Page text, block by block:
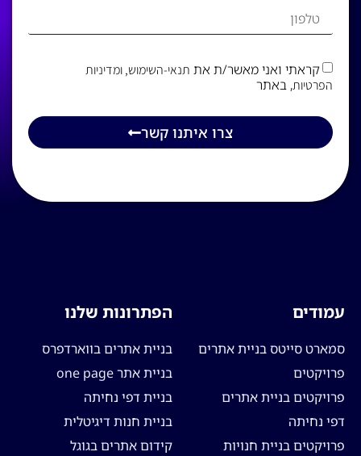
קראתי ואני מאשר/ת את תנאי-השימוש, ומדיניות
הפרטיות, באתר
צרו איתנו קשר
עמודים
סמארט סייטס בניית אתרים
פרויקטים
פרויקטים בניית אתרים
דפי נחיתה
פרויקטים בניית חנויות
הפתרונות שלנו
בניית אתרים בווארדפרס
בניית אתר one page
בניית דפי נחיתה
בניית חנות דיגיטלית
קידום אתרים בגוגל